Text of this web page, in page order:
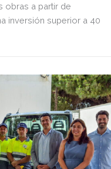
obras a partir de
inversión superior a 40